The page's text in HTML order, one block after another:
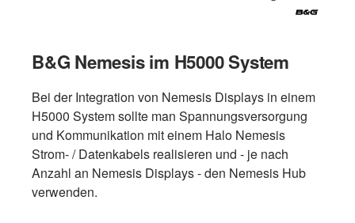
B&G Nemesis im H5000 System
Bei der Integration von Nemesis Displays in einem
H5000 System sollte man Spannungsversorgung
und Kommunikation mit einem Halo Nemesis
Strom- / Datenkabels realisieren und - je nach
Anzahl an Nemesis Displays - den Nemesis Hub
verwenden.